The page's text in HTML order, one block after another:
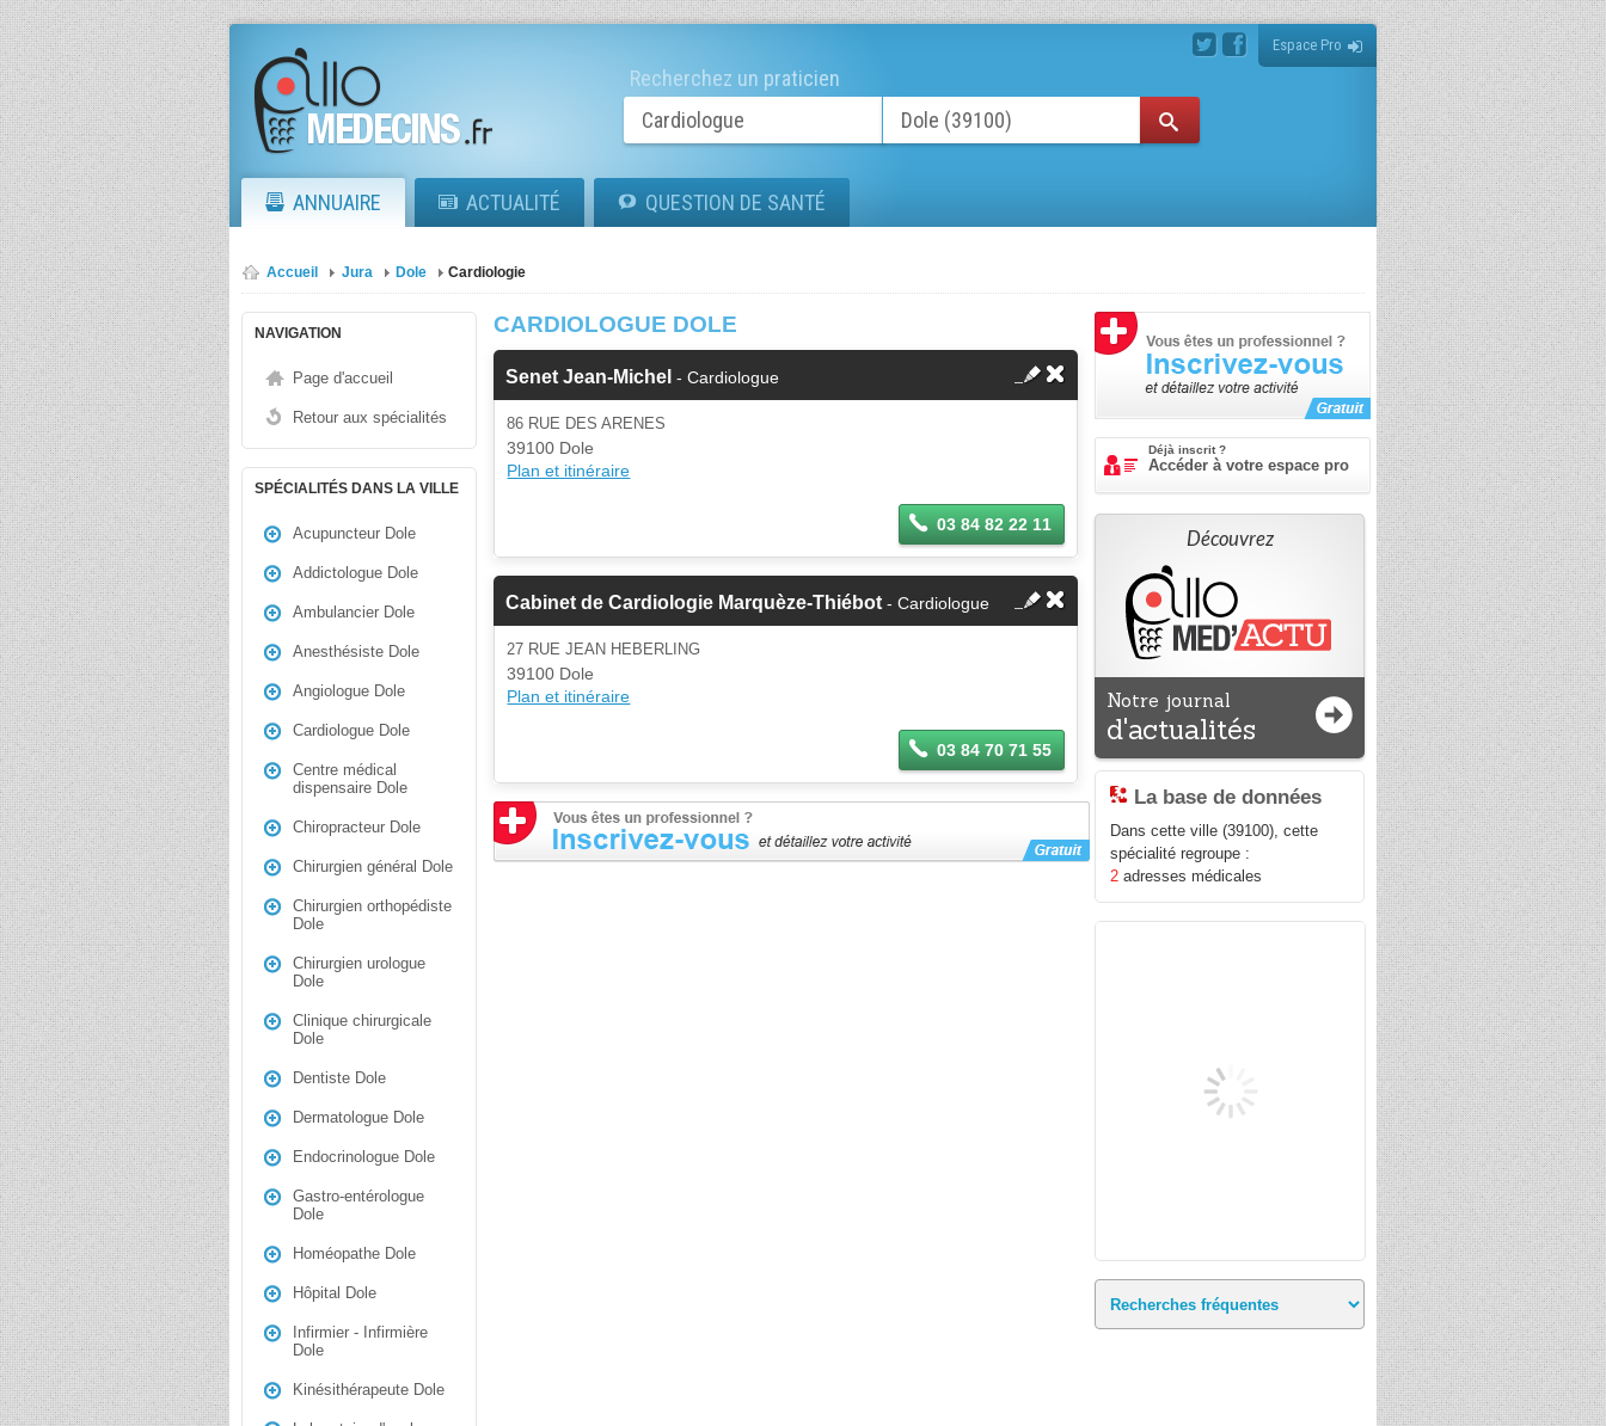
Espace Pro
Recherchez un praticien
ANNUAIRE ACTUALITÉ QUESTION DE SANTÉ
Accueil Jura Dole Cardiologie
NAVIGATION
Page d'accueil
Retour aux spécialités
SPÉCIALITÉS DANS LA VILLE
Acupuncteur Dole
Addictologue Dole
Ambulancier Dole
Anesthésiste Dole
Angiologue Dole
Cardiologue Dole
Centre médical
dispensaire Dole
Chiropracteur Dole
Chirurgien général Dole
Chirurgien orthopédiste
Dole
Chirurgien urologue
Dole
Clinique chirurgicale
Dole
Dentiste Dole
Dermatologue Dole
Endocrinologue Dole
Gastro-entérologue
Dole
Homéopathe Dole
Hôpital Dole
Infirmier - Infirmière
Dole
Kinésithérapeute Dole
CARDIOLOGUE DOLE
Senet Jean-Michel - Cardiologue
86 RUE DES ARENES
39100 Dole
Plan et itinéraire
03 84 82 22 11
Cabinet de Cardiologie Marquèze-Thiébot - Cardiologue
27 RUE JEAN HEBERLING
39100 Dole
Plan et itinéraire
03 84 70 71 55
Déjà inscrit ?
Accéder à votre espace pro
Découvrez
Notre journal
d'actualités
La base de données
Dans cette ville (39100), cette
spécialité regroupe :
2 adresses médicales